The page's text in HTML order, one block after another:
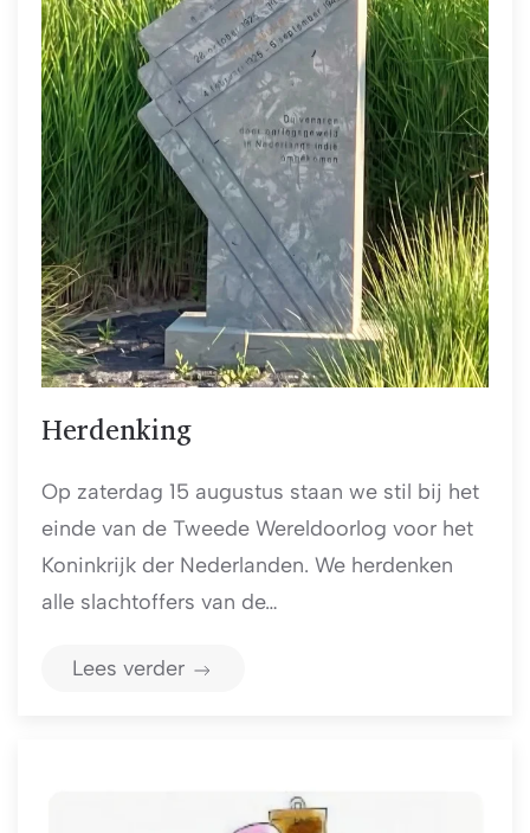
Herdenking
Op zaterdag 15 augustus staan we stil bij het
einde van de Tweede Wereldoorlog voor het
Koninkrijk der Nederlanden. We herdenken
alle slachtoffers van de…
Lees verder